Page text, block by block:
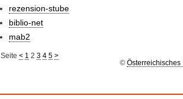
rezension-stube
biblio-net
mab2
Seite< 1 2 3 4 5 >
© Österreichisches